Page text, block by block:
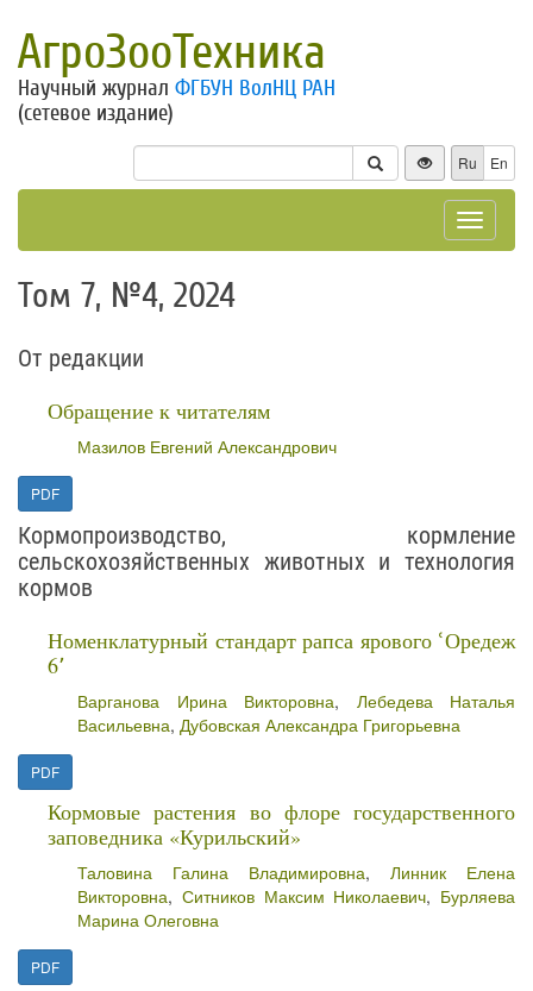
АгроЗооТехника
Научный журнал ФГБУН ВолНЦ РАН
(сетевое издание)
Ru En
Toggle
Том 7, №4, 2024
От редакции
Обращение к читателям
Мазилов Евгений Александрович
PDF
Кормопроизводство, кормление
сельскохозяйственных животных и технология
кормов
Номенклатурный стандарт рапса ярового ՙОредеж
6՚
Варганова Ирина Викторовна, Лебедева Наталья
Васильевна, Дубовская Александра Григорьевна
PDF
Кормовые растения во флоре государственного
заповедника «Курильский»
Таловина Галина Владимировна, Линник Елена
Викторовна, Ситников Максим Николаевич, Бурляева
Марина Олеговна
PDF